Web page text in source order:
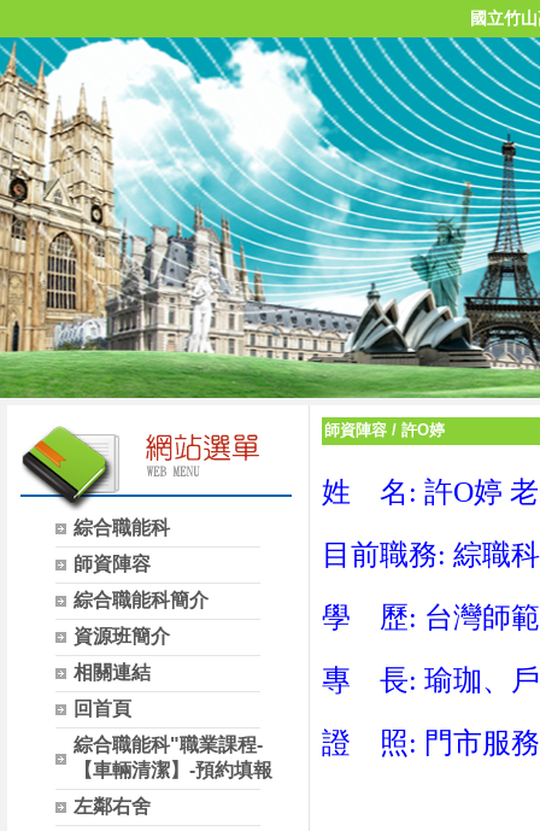
國立竹
綜合職能科
師資陣容
綜合職能科簡介
資源班簡介
相關連結
回首頁
綜合職能科"職業課程-
【車輛清潔】-預約填報
左鄰右舍
師資陣容 / 許O婷
姓 名: 許O婷
目前職務: 綜職
學 歷: 台灣師範
專 長: 瑜珈、
證 照: 門市服